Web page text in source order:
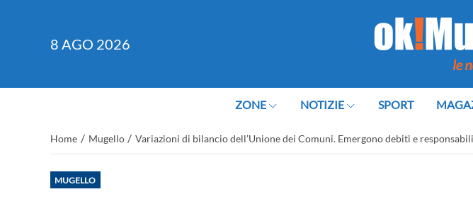
8 AGO 2026
ZONE NOTIZIE SPORT
Home / Mugello / Variazioni di bilancio dell’Unione dei Comuni. Emergono debiti e
MUGELLO